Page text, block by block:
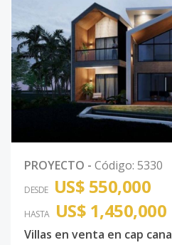
PROYECTO - Código: 5330
DESDE US$ 550,000
HASTA US$ 1,450,000
Villas en venta en cap cana